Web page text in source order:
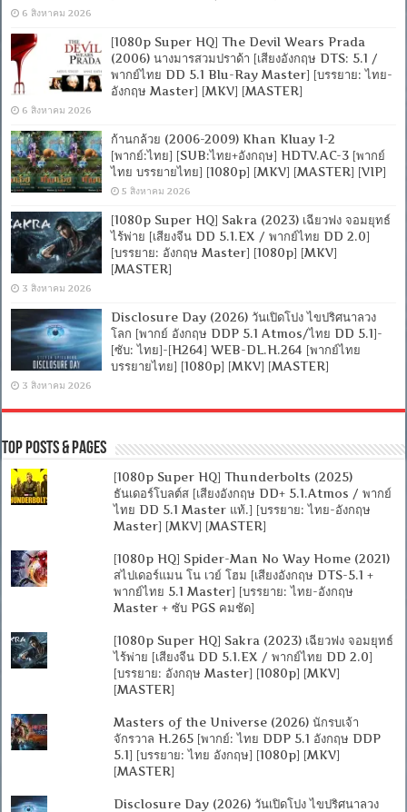
6 สิงหาคม 2026
[1080p Super HQ] The Devil Wears Prada
(2006) นางมารสวมปราด้า [เสียงอังกฤษ DTS: 5.1 /
พากย์ไทย DD 5.1 Blu-Ray Master] [บรรยาย: ไทย-
อังกฤษ Master] [MKV] [MASTER]
6 สิงหาคม 2026
ก้านกล้วย (2006-2009) Khan Kluay 1-2
[พากย์:ไทย] [SUB:ไทย+อังกฤษ] HDTV.AC-3 [พากย์
ไทย บรรยายไทย] [1080p] [MKV] [MASTER] [VIP]
5 สิงหาคม 2026
[1080p Super HQ] Sakra (2023) เฉียวฟง จอมยุทธ์
ไร้พ่าย [เสียงจีน DD 5.1.EX / พากย์ไทย DD 2.0]
[บรรยาย: อังกฤษ Master] [1080p] [MKV]
[MASTER]
3 สิงหาคม 2026
Disclosure Day (2026) วันเปิดโปง ไขปริศนาลวง
โลก [พากย์ อังกฤษ DDP 5.1 Atmos/ไทย DD 5.1]-
[ซับ: ไทย]-[H264] WEB-DL.H.264 [พากย์ไทย
บรรยายไทย] [1080p] [MKV] [MASTER]
3 สิงหาคม 2026
Top Posts & Pages
[1080p Super HQ] Thunderbolts (2025)
ธันเดอร์โบลต์ส [เสียงอังกฤษ DD+ 5.1.Atmos / พากย์
ไทย DD 5.1 Master แท้.] [บรรยาย: ไทย-อังกฤษ
Master] [MKV] [MASTER]
[1080p HQ] Spider-Man No Way Home (2021)
สไปเดอร์แมน โน เวย์ โฮม [เสียงอังกฤษ DTS-5.1 +
พากย์ไทย 5.1 Master] [บรรยาย: ไทย-อังกฤษ
Master + ซับ PGS คมชัด]
[1080p Super HQ] Sakra (2023) เฉียวฟง จอมยุทธ์
ไร้พ่าย [เสียงจีน DD 5.1.EX / พากย์ไทย DD 2.0]
[บรรยาย: อังกฤษ Master] [1080p] [MKV]
[MASTER]
Masters of the Universe (2026) นักรบเจ้า
จักรวาล H.265 [พากย์: ไทย DDP 5.1 อังกฤษ DDP
5.1] [บรรยาย: ไทย อังกฤษ] [1080p] [MKV]
[MASTER]
Disclosure Day (2026) วันเปิดโปง ไขปริศนาลวง